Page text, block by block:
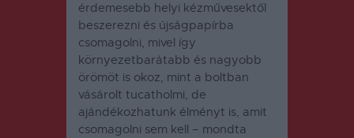
érdemesebb helyi kézművesektől
beszerezni és újságpapírba
csomagolni, mivel így
környezetbarátabb és nagyobb
örömöt is okoz, mint a boltban
vásárolt tucatholmi, de
ajándékozhatunk élményt is, amit
csomagolni sem kell – mondta